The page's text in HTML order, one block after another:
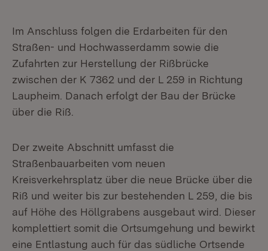
Im Anschluss folgen die Erdarbeiten für den
Straßen- und Hochwasserdamm sowie die
Zufahrten zur Herstellung der Rißbrücke
zwischen der K 7362 und der L 259 in Richtung
Laupheim. Danach erfolgt der Bau der Brücke
über die Riß.
Der zweite Abschnitt umfasst die
Straßenbauarbeiten vom neuen
Kreisverkehrsplatz über die neue Brücke über die
Riß und weiter bis zur bestehenden L 259, die bis
auf Höhe des Höllgrabens ausgebaut wird. Dieser
komplettiert somit die Ortsumgehung und bewirkt
eine Entlastung auch für das südliche Ortsende